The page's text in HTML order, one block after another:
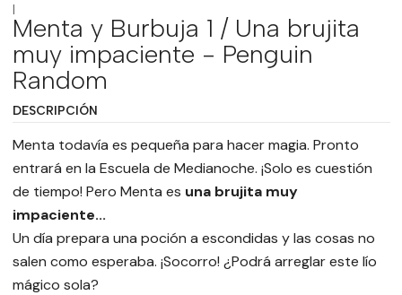
|
Menta y Burbuja 1 / Una brujita
muy impaciente - Penguin
Random
DESCRIPCIÓN
Menta todavía es pequeña para hacer magia. Pronto
entrará en la Escuela de Medianoche. ¡Solo es cuestión
de tiempo! Pero Menta es una brujita muy
impaciente...
Un día prepara una poción a escondidas y las cosas no
salen como esperaba. ¡Socorro! ¿Podrá arreglar este lío
mágico sola?